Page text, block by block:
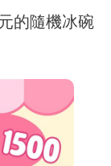
的隨機冰碗